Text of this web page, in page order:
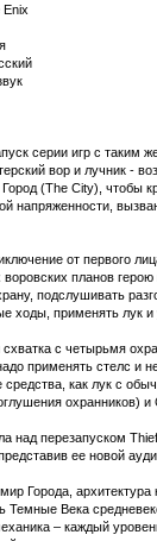
Enix
серии игр с таким
вор и лучник -
(The City), чтобы
напряженности,
от первого
планов
подслушивать
ходы, применять лук и
с четырьмя
применять стелс и
средства, как лук с
охранников) и
над перезапуском
ее новой
Города,
Темные Века
– каждый